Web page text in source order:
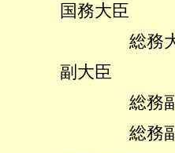
国務大臣
総務大
副大臣
総務副
総務副大